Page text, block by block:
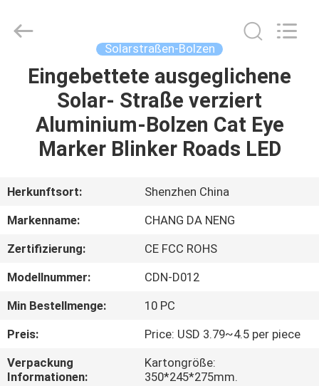
HEIM
PRODUKTE
UNS
TOUR
QUALITÄTSKONTROLLE
KONTAKTIERE
UNS
Ltd..
Solarstraßen-Bolzen
Eingebettete ausgeglichene
Solar- Straße verziert
Aluminium-Bolzen Cat Eye
Marker Blinker Roads LED
Herkunftsort:
Shenzhen China
Markenname:
CHANG DA NENG
Zertifizierung:
CE FCC ROHS
Modellnummer:
CDN-D012
Min Bestellmenge:
10 PC
Preis:
Price: USD 3.79~4.5 per piece
Verpackung
Informationen:
Kartongröße:
350*245*275mm.